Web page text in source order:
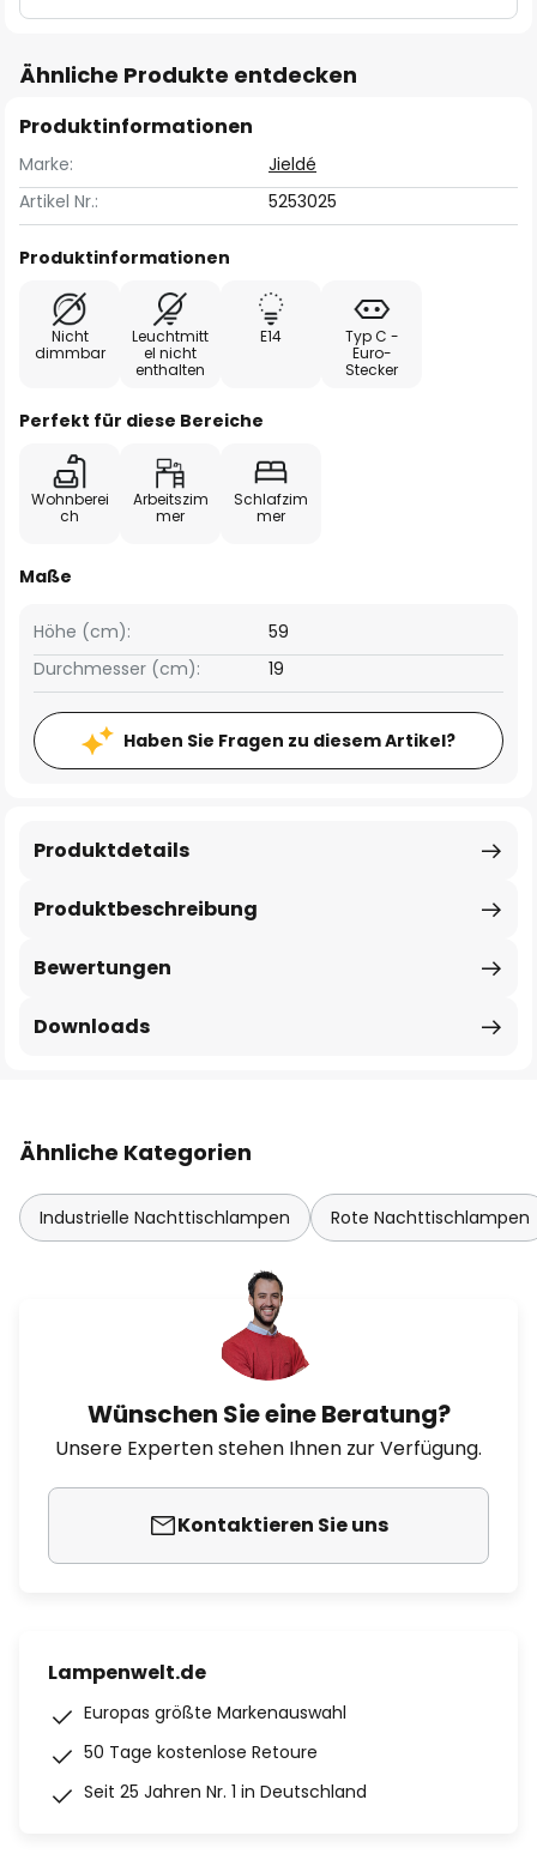
Ähnliche Produkte entdecken
Produktinformationen
Marke:
Jieldé
Artikel Nr.:
5253025
Produktinformationen
Nicht
dimmbar
Leuchtmitt
el nicht
enthalten
E14
Typ C -
Euro-
Stecker
Perfekt für diese Bereiche
Wohnberei
ch
Arbeitszim
mer
Schlafzim
mer
Maße
Höhe (cm):
59
Durchmesser (cm):
19
Haben Sie Fragen zu diesem Artikel?
Produktbeschreibung
Produktdetails
Bewertungen
Downloads
Ähnliche Kategorien
Industrielle Nachttischlampen Rote Nachttischlampen
Wünschen Sie eine Beratung?
Unsere Experten stehen Ihnen zur Verfügung.
Kontaktieren Sie uns
Lampenwelt.de
Europas größte Markenauswahl
50 Tage kostenlose Retoure
Seit 25 Jahren Nr. 1 in Deutschland